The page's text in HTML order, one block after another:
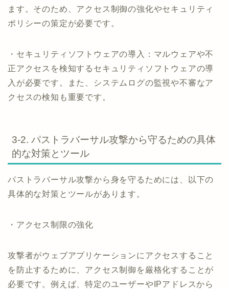
ます。そのため、アクセス制御の強化やセキュリティ
ポリシーの策定が必要です。
・セキュリティソフトウェアの導入：マルウェアや不
正アクセスを検知するセキュリティソフトウェアの導
入が必要です。また、システムログの監視や不審なア
クセスの検知も重要です。
3-2. パストラバーサル攻撃から守るための具体
的な対策とツール
パストラバーサル攻撃から身を守るためには、以下の
具体的な対策とツールがあります。
・アクセス制限の強化
攻撃者がウェブアプリケーションにアクセスすること
を防止するために、アクセス制御を厳格化することが
必要です。例えば、特定のユーザーやIPアドレスから